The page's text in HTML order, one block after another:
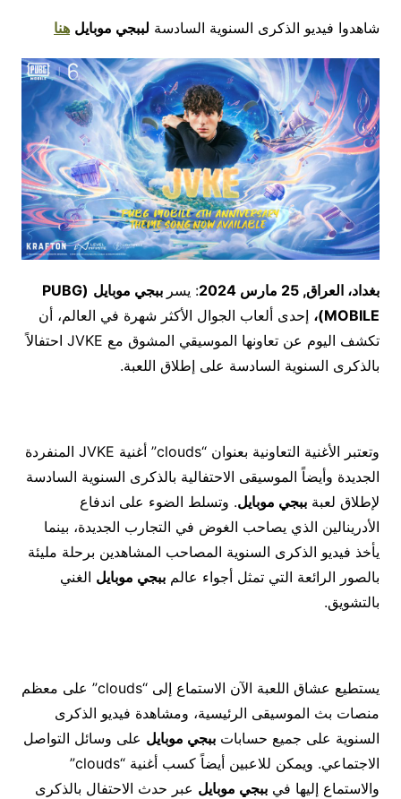
شاهدوا فيديو الذكرى السنوية السادسة لببجي موبايل هنا
بغداد، العراق, 25 مارس 2024 : يسر ببجي موبايل (
PUBG
MOBILE)، إحدى ألعاب الجوال الأكثر شهرة في العالم، أن
تكشف اليوم عن تعاونها الموسيقي المشوق مع JVKE احتفالاً
بالذكرى السنوية السادسة على إطلاق اللعبة.
وتعتبر الأغنية التعاونية بعنوان “clouds” أغنية JVKE المنفردة
الجديدة وأيضاً الموسيقى الاحتفالية بالذكرى السنوية السادسة
لإطلاق لعبة ببجي موبايل. وتسلط الضوء على اندفاع
الأدرينالين الذي يصاحب الغوض في التجارب الجديدة، بينما
يأخذ فيديو الذكرى السنوية المصاحب المشاهدين برحلة مليئة
بالصور الرائعة التي تمثل أجواء عالم ببجي موبايل الغني
بالتشويق.
يستطيع عشاق اللعبة الآن الاستماع إلى “clouds” على معظم
منصات بث الموسيقى الرئيسية، ومشاهدة فيديو الذكرى
السنوية على جميع حسابات ببجي موبايل على وسائل التواصل
الاجتماعي. ويمكن للاعبين أيضاً كسب أغنية “clouds”
والاستماع إليها في ببجي موبايل عبر حدث الاحتفال بالذكرى